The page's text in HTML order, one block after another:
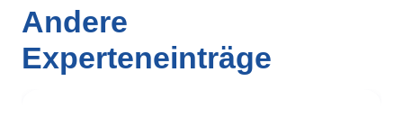
Andere
Experteneinträge